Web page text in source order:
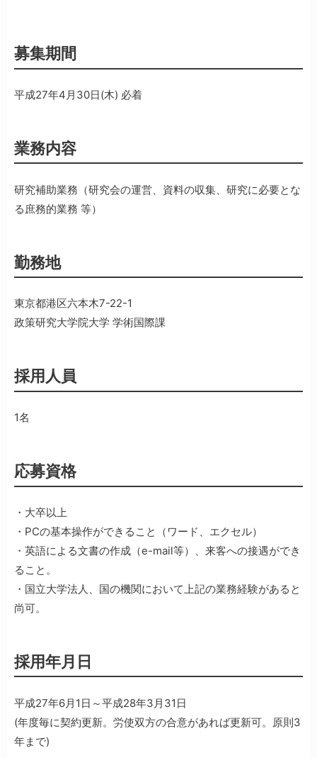
募集期間
平成27年4月30日(木) 必着
業務内容
研究補助業務（研究会の運営、資料の収集、研究に必要とな
る庶務的業務 等）
勤務地
東京都港区六本木7-22-1
政策研究大学院大学 学術国際課
採用人員
1名
応募資格
・大卒以上
・PCの基本操作ができること（ワード、エクセル）
・英語による文書の作成（e-mail等）、来客への接遇ができ
ること。
・国立大学法人、国の機関において上記の業務経験があると
尚可。
採用年月日
平成27年6月1日～平成28年3月31日
(年度毎に契約更新。労使双方の合意があれば更新可。原則3
年まで)